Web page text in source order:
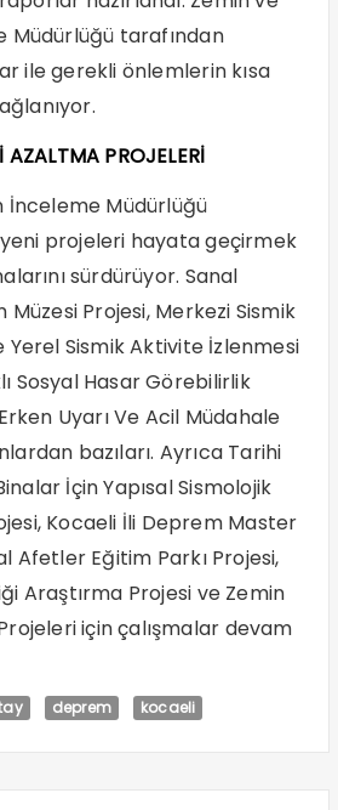
Müdürlüğü tarafından
ile gerekli önlemlerin kısa
AZALTMA PROJELERİ
İnceleme Müdürlüğü
projeleri hayata geçirmek
sürdürüyor. Sanal
Projesi, Merkezi Sismik
Yerel Sismik Aktivite İzlenmesi
Sosyal Hasar Görebilirlik
Uyarı Ve Acil Müdahale
bazıları. Ayrıca Tarihi
İçin Yapısal Sismolojik
Kocaeli İli Deprem Master
Afetler Eğitim Parkı Projesi,
Araştırma Projesi ve Zemin
için çalışmalar devam
deprem kocaeli